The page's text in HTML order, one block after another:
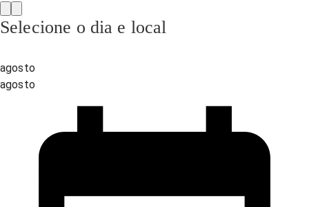
Selecione o dia e local
agosto
agosto